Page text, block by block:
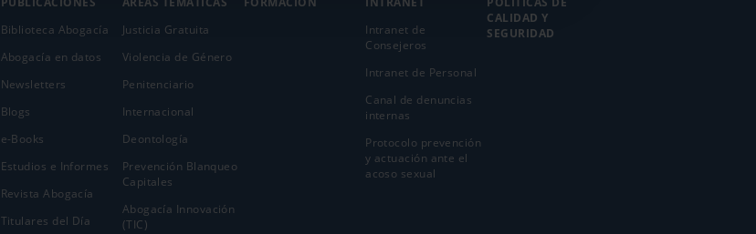
Biblioteca Abogacía
Abogacía en datos
Newsletters
Blogs
e-Books
Estudios e Informes
Revista Abogacía
Titulares del Día
Justicia Gratuita
Violencia de Género
Penitenciario
Internacional
Deontología
Prevención Blanqueo
Capitales
Abogacía Innovación
(TIC)
Intranet de
Consejeros
Intranet de Personal
Canal de denuncias
internas
Protocolo prevención
y actuación ante el
acoso sexual
CALIDAD Y
SEGURIDAD